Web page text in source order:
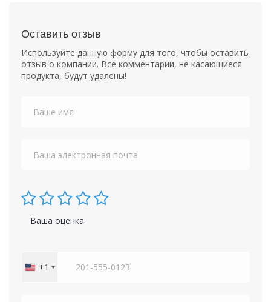
Оставить отзыв
Используйте данную форму для того, чтобы оставить
отзыв о компании. Все комментарии, не касающиеся
продукта, будут удалены!
Ваша оценка
United
+1